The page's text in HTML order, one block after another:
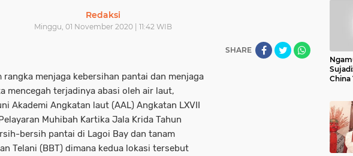
Redaksi
Minggu, 01 November 2020 | 11:42 WIB
SHARE
rangka menjaga kebersihan pantai dan menjaga
mencegah terjadinya abasi oleh air laut,
Akademi Angkatan laut (AAL) Angkatan LXVII
Muhibah Kartika Jala Krida Tahun
bersih pantai di Lagoi Bay dan tanam
Telani (BBT) dimana kedua lokasi tersebut
China